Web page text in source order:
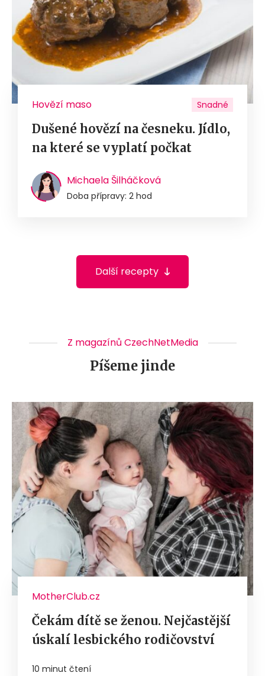
Hovězí maso Snadné
Dušené hovězí na česneku. Jídlo,
na které se vyplatí počkat
Michaela Šilháčková
Doba přípravy: 2 hod
Další recepty
Z magazínů CzechNetMedia
Píšeme jinde
MotherClub.cz
Čekám dítě se ženou. Nejčastější
úskalí lesbického rodičovství
10 minut čtení